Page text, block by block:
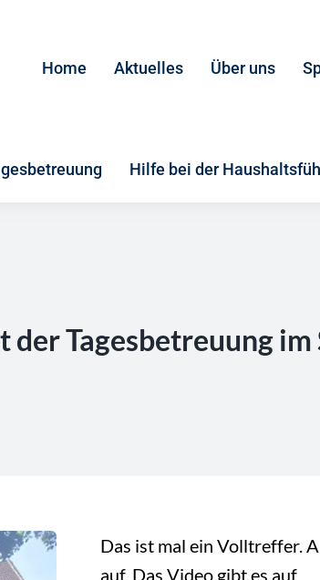
Home Aktuelles Über uns
Hilfe bei der
der Tagesbetreuung
Das ist mal ein Volltreffer.
auf. Das Video gibt es auf